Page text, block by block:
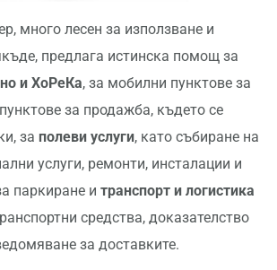
много лесен за използване и
предлага истинска помощ за
и ХоРеКа, за мобилни пунктове за
за продажба, където се
за полеви услуги, като събиране на
услуги, ремонти, инсталации и
паркиране и транспорт и логистика
средства, доказателство
за доставките.